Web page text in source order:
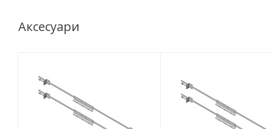
Аксесуари